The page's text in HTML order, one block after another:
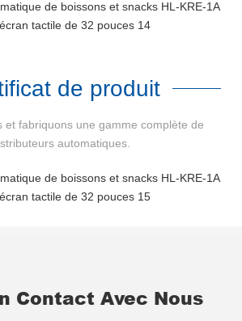
de produit
et fabriquons une gamme complète de
automatiques.
Contact Avec Nous